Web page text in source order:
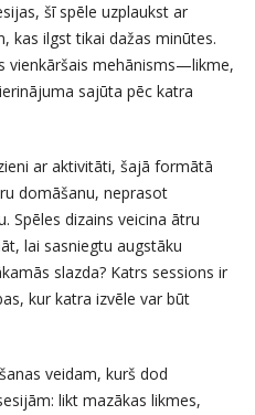
šī spēle uzplaukst ar
kas ilgst tikai dažas minūtes.
vienkāršais mehānisms—likme,
sajūta pēc katra
ar aktivitāti, šajā formātā
domāšanu, neprasot
Spēles dizains veicina ātru
lai sasniegtu augstāku
slazda? Katrs sessions ir
kur katra izvēle var būt
veidam, kurš dod
likt mazākas likmes,